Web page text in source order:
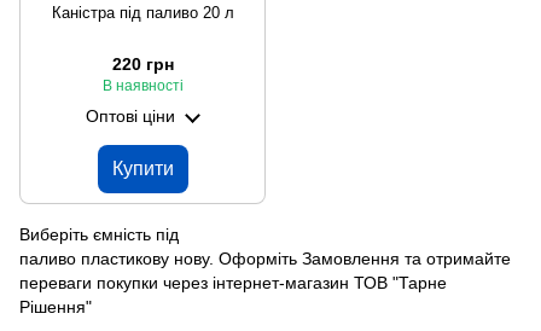
Каністра під паливо 20 л
220 грн
В наявності
Оптові ціни
Купити
Виберіть ємність під
паливо пластикову нову. Оформіть Замовлення та отримайте
переваги покупки через інтернет-магазин ТОВ "Тарне
Рішення"